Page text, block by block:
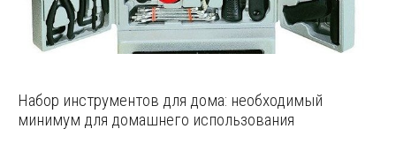
Набор инструментов для дома: необходимый
минимум для домашнего использования